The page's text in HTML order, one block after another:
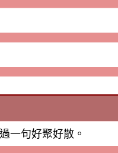
一句好聚好散。